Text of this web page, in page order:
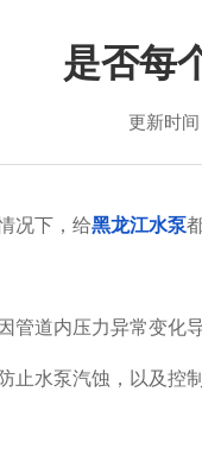
是否每
更新时
况下，给黑龙江水泵
内压力异常变化
水泵汽蚀，以及控制